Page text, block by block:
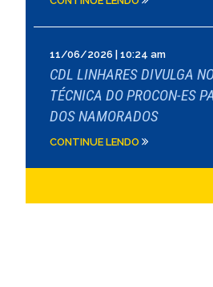
11/06/2026 | 10:24 am
CDL LINHARES DIVULGA
TÉCNICA DO PROCON-ES
DOS NAMORADOS
CONTINUE LENDO